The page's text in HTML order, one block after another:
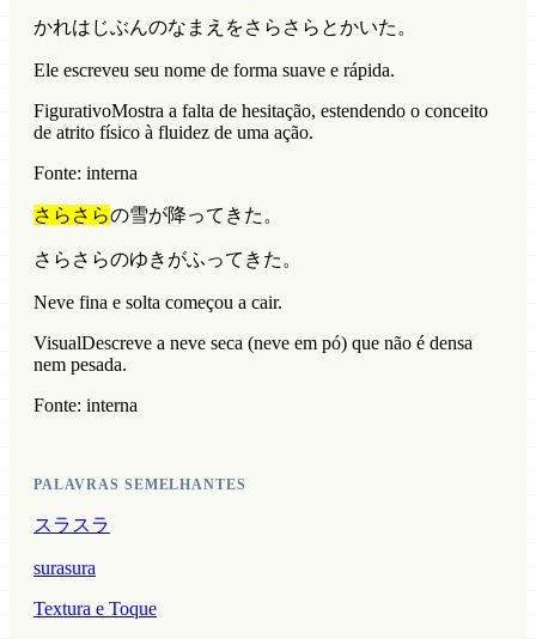
かれはじぶんのなまえをさらさらとかいた。
Ele escreveu seu nome de forma suave e rápida.
FigurativoMostra a falta de hesitação, estendendo o conceito
de atrito físico à fluidez de uma ação.
Fonte: interna
さらさらの雪が降ってきた。
さらさらのゆきがふってきた。
Neve fina e solta começou a cair.
VisualDescreve a neve seca (neve em pó) que não é densa
nem pesada.
Fonte: interna
PALAVRAS SEMELHANTES
スラスラ
surasura
Textura e Toque